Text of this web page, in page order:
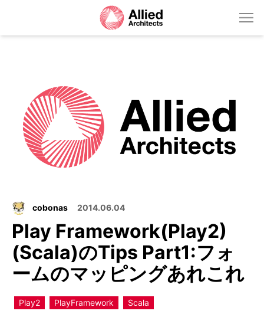
cobonas 2014.06.04
Play Framework(Play2)
(Scala)のTips Part1:フォ
ームのマッピングあれこれ
Play2 PlayFramework Scala